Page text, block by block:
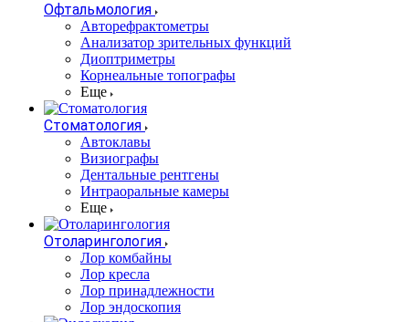
Офтальмология
Авторефрактометры
Анализатор зрительных функций
Диоптриметры
Корнеальные топографы
Еще
Стоматология
Автоклавы
Визиографы
Дентальные рентгены
Интраоральные камеры
Еще
Отоларингология
Лор комбайны
Лор кресла
Лор принадлежности
Лор эндоскопия